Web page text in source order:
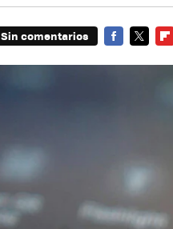
Sin comentarios